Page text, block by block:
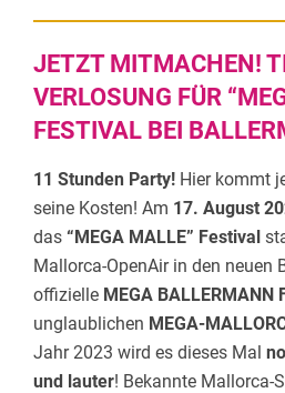
JETZT MITMACHEN!
VERLOSUNG FÜR
FESTIVAL BEI
11 Stunden Party! Hier kommt
seine Kosten! Am 17. August
das “MEGA MALLE” Festival
Mallorca-OpenAir in den neuen
offizielle MEGA BALLERMANN
unglaublichen MEGA-
Jahr 2023 wird es dieses Mal
und lauter! Bekannte Mallorca-